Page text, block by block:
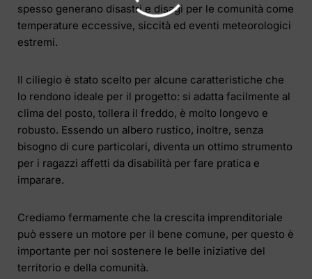
spesso generano disastri e disagi per le comunità come
temperature eccessive, siccità ed eventi meteorologici
estremi.
Il ciliegio è stato scelto per alcune caratteristiche che
lo rendono ideale per il progetto: si adatta facilmente al
clima del posto, tollera il freddo, è molto longevo e
robusto. Essendo un albero rustico, inoltre, senza
bisogno di cure particolari, diventa un ottimo strumento
per i ragazzi affetti da disabilità per fare pratica e
imparare.
Crediamo fermamente che la crescita imprenditoriale
può essere un motore per il bene comune, per questo è
importante per noi sostenere le belle iniziative del
territorio e della comunità.